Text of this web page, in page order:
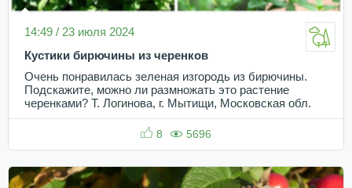
14:49 / 23 июля 2024
Кустики бирючины из черенков
Очень понравилась зеленая изгородь из бирючины.
Подскажите, можно ли размножать это растение
черенками? Т. Логинова, г. Мытищи, Московская обл.
8 5696